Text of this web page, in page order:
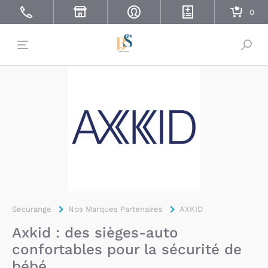
Securange Nos Marques Partenaires AXKID
Axkid : des sièges-auto
confortables pour la sécurité de